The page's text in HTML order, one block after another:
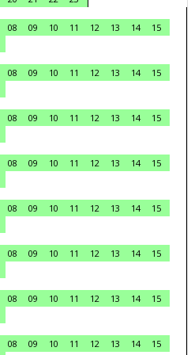
08 09 10 11 12 13 14
15
08 09 10 11 12 13 14
15
08 09 10 11 12 13 14
15
08 09 10 11 12 13 14
15
08 09 10 11 12 13 14
15
08 09 10 11 12 13 14
15
08 09 10 11 12 13 14
15
08 09 10 11 12 13 14
15